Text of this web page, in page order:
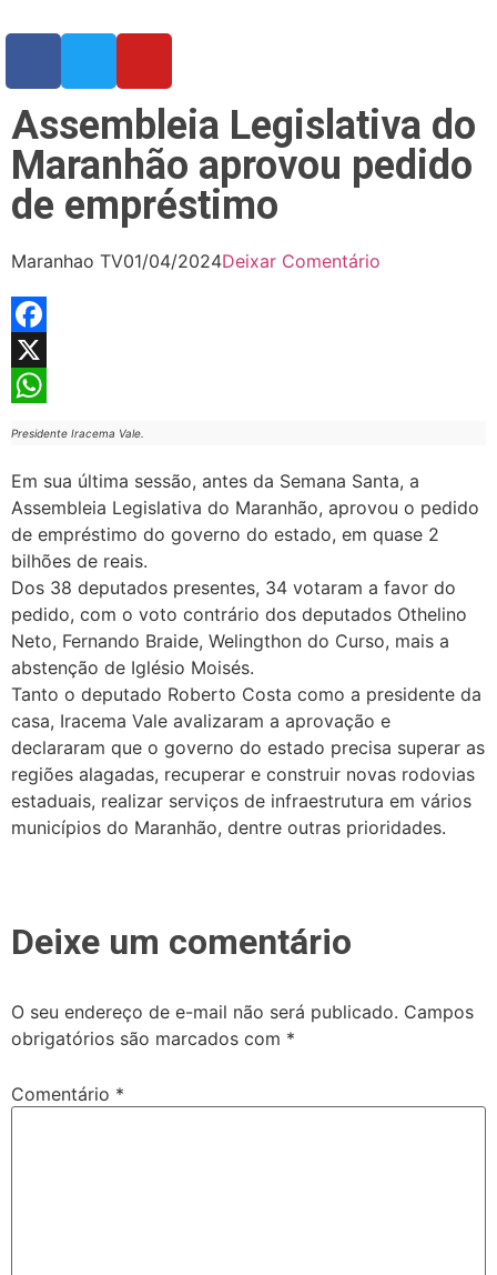
Assembleia Legislativa do
Maranhão aprovou pedido
de empréstimo
Maranhao TV01/04/2024Deixar Comentário
Facebook
X
Presidente Iracema Vale.
Em sua última sessão, antes da Semana Santa, a
Assembleia Legislativa do Maranhão, aprovou o pedido
de empréstimo do governo do estado, em quase 2
bilhões de reais.
Dos 38 deputados presentes, 34 votaram a favor do
pedido, com o voto contrário dos deputados Othelino
Neto, Fernando Braide, Welingthon do Curso, mais a
abstenção de Iglésio Moisés.
Tanto o deputado Roberto Costa como a presidente da
casa, Iracema Vale avalizaram a aprovação e
declararam que o governo do estado precisa superar as
regiões alagadas, recuperar e construir novas rodovias
estaduais, realizar serviços de infraestrutura em vários
municípios do Maranhão, dentre outras prioridades.
Deixe um comentário
O seu endereço de e-mail não será publicado. Campos
obrigatórios são marcados com *
Comentário *